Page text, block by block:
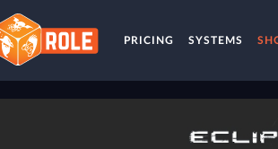
PRICING SYSTEMS